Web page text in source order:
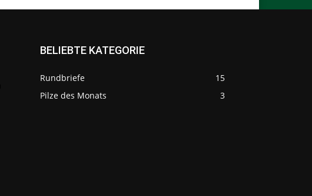
BELIEBTE KATEGORIE
Rundbriefe
15
Pilze des Monats
3